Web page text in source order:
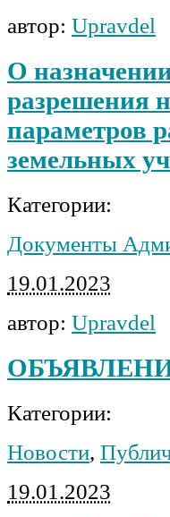
автор: Upravdel
О
разрешения
параметров
земельных
Категории:
Документы
19.01.2023
автор: Upravdel
Категории:
Новости,
19.01.2023